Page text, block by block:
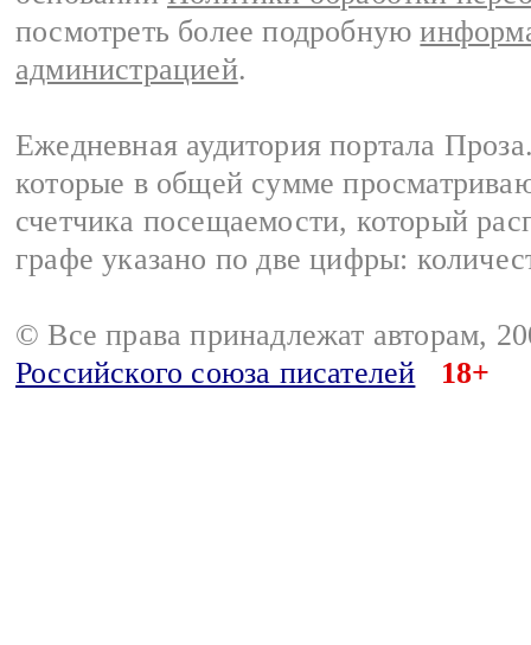
посмотреть более подробную
администрацией.
Ежедневная аудитория портала
которые в общей сумме
счетчика посещаемости, который
графе указано по две цифры:
© Все права принадлежат авторам,
Российского союза писателей
18+